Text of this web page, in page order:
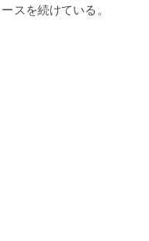
スを続けている。